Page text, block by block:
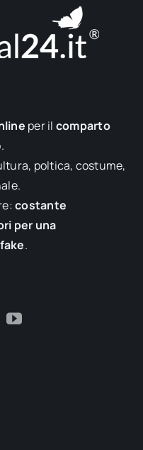
per il comparto
poltica, costume,
costante
per una
.